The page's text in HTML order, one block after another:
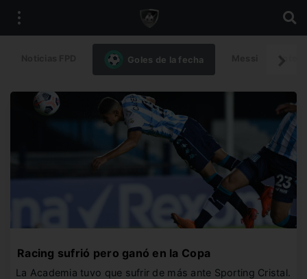
Goles de la fecha
Racing sufrió pero ganó en la Copa
La Academia tuvo que sufrir de más ante Sporting Cristal.